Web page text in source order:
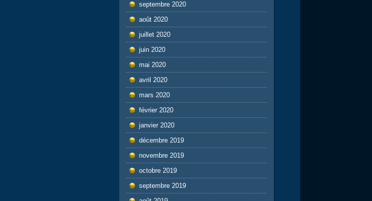
septembre 2020
août 2020
juillet 2020
juin 2020
mai 2020
avril 2020
mars 2020
février 2020
janvier 2020
décembre 2019
novembre 2019
octobre 2019
septembre 2019